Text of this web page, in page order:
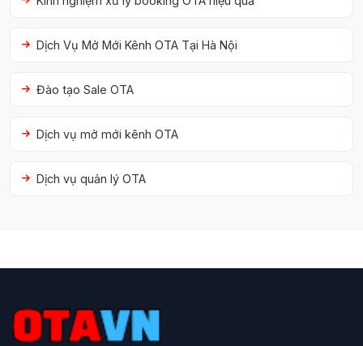
Dịch Vụ Mở Mới Kênh OTA Tại Hà Nội
Đào tạo Sale OTA
Dịch vụ mở mới kênh OTA
Dịch vụ quản lý OTA